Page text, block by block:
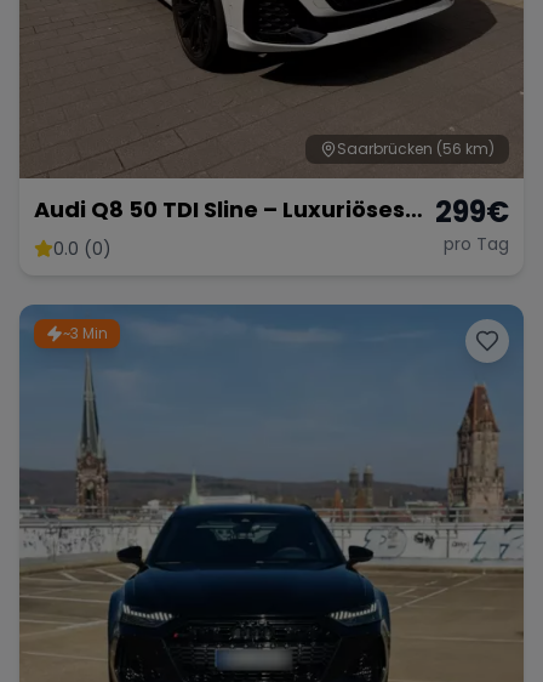
Saarbrücken (56 km)
Audi Q8 50 TDI Sline – Luxuriöses
SUV mit 286 PS
0.0 (0)
299€
pro Tag
~3 Min